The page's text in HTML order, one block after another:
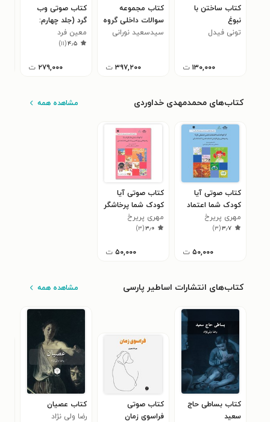
کتاب ساختن با
نبوغ
تونی فیدل
۱۳۰,۰۰۰ ت
کتاب مجموعه
سوالات داخلی گروه
A؛ 1398 - 1399
سیدسعید نورانی
۳۹۷,۲۰۰ ت
کتاب صوتی وب
گرد (جلد چهارم:
امضای ویروس)
معین فرد
۴٫۵(۱۱)
۲۷۹,۰۰۰ ت
کتاب‌های محمدمهدی خداوردی مشاهده همه
کتاب صوتی آیا
کودک شما اعتماد
به نفس ضعیفی
دارد؟
مهری پریرخ
۳٫۷(۳)
۵۰,۰۰۰ ت
کتاب صوتی آیا
کودک شما پرخاشگر
است؟
مهری پریرخ
۳٫۰(۳)
۵۰,۰۰۰ ت
کتاب‌های انتشارات اساطیر پارسی مشاهده همه
کتاب بساطی حاج
سعید
کتاب صوتی
فراسوی زمان
کتاب عصیان
رضا ولی نژاد